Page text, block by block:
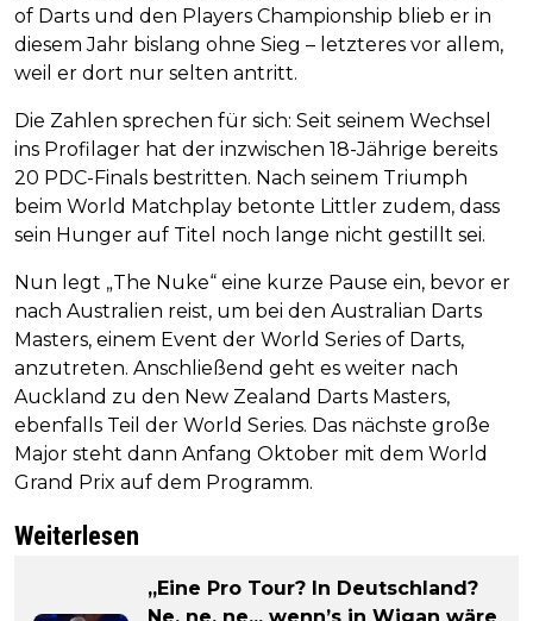
of Darts und den Players Championship blieb er in
diesem Jahr bislang ohne Sieg – letzteres vor allem,
weil er dort nur selten antritt.
Die Zahlen sprechen für sich: Seit seinem Wechsel
ins Profilager hat der inzwischen 18-Jährige bereits
20 PDC-Finals bestritten. Nach seinem Triumph
beim World Matchplay betonte Littler zudem, dass
sein Hunger auf Titel noch lange nicht gestillt sei.
Nun legt „The Nuke“ eine kurze Pause ein, bevor er
nach Australien reist, um bei den Australian Darts
Masters, einem Event der World Series of Darts,
anzutreten. Anschließend geht es weiter nach
Auckland zu den New Zealand Darts Masters,
ebenfalls Teil der World Series. Das nächste große
Major steht dann Anfang Oktober mit dem World
Grand Prix auf dem Programm.
Weiterlesen
„Eine Pro Tour? In Deutschland?
Ne, ne, ne... wenn’s in Wigan wäre